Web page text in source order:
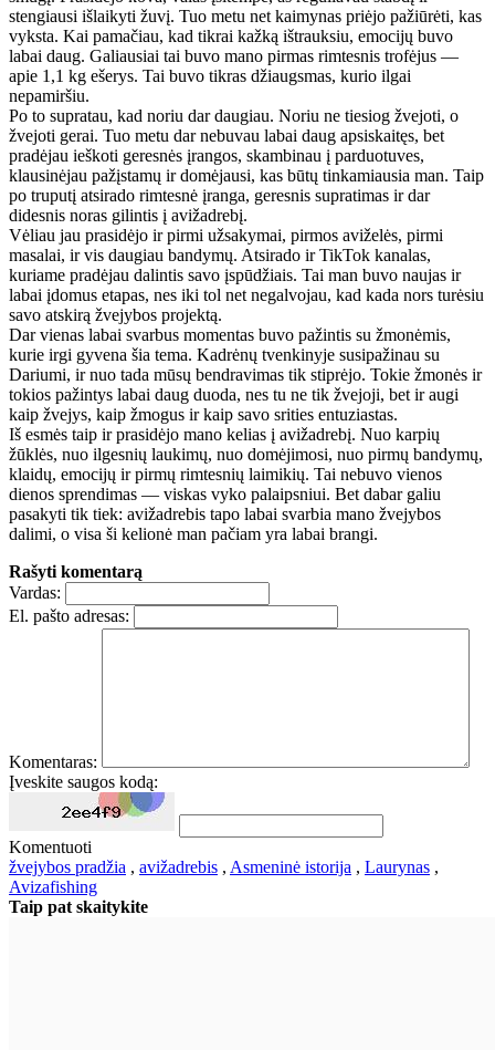
stengiausi išlaikyti žuvį. Tuo metu net kaimynas priėjo pažiūrėti, kas
vyksta. Kai pamačiau, kad tikrai kažką ištrauksiu, emocijų buvo
labai daug. Galiausiai tai buvo mano pirmas rimtesnis trofėjus —
apie 1,1 kg ešerys. Tai buvo tikras džiaugsmas, kurio ilgai
nepamiršiu.
Po to supratau, kad noriu dar daugiau. Noriu ne tiesiog žvejoti, o
žvejoti gerai. Tuo metu dar nebuvau labai daug apsiskaitęs, bet
pradėjau ieškoti geresnės įrangos, skambinau į parduotuves,
klausinėjau pažįstamų ir domėjausi, kas būtų tinkamiausia man. Taip
po truputį atsirado rimtesnė įranga, geresnis supratimas ir dar
didesnis noras gilintis į avižadrebį.
Vėliau jau prasidėjo ir pirmi užsakymai, pirmos aviželės, pirmi
masalai, ir vis daugiau bandymų. Atsirado ir TikTok kanalas,
kuriame pradėjau dalintis savo įspūdžiais. Tai man buvo naujas ir
labai įdomus etapas, nes iki tol net negalvojau, kad kada nors turėsiu
savo atskirą žvejybos projektą.
Dar vienas labai svarbus momentas buvo pažintis su žmonėmis,
kurie irgi gyvena šia tema. Kadrėnų tvenkinyje susipažinau su
Dariumi, ir nuo tada mūsų bendravimas tik stiprėjo. Tokie žmonės ir
tokios pažintys labai daug duoda, nes tu ne tik žvejoji, bet ir augi
kaip žvejys, kaip žmogus ir kaip savo srities entuziastas.
Iš esmės taip ir prasidėjo mano kelias į avižadrebį. Nuo karpių
žūklės, nuo ilgesnių laukimų, nuo domėjimosi, nuo pirmų bandymų,
klaidų, emocijų ir pirmų rimtesnių laimikių. Tai nebuvo vienos
dienos sprendimas — viskas vyko palaipsniui. Bet dabar galiu
pasakyti tik tiek: avižadrebis tapo labai svarbia mano žvejybos
dalimi, o visa ši kelionė man pačiam yra labai brangi.
Rašyti komentarą
Vardas:
El. pašto adresas:
Komentaras:
Įveskite saugos kodą:
Komentuoti
žvejybos pradžia , avižadrebis , Asmeninė istorija , Laurynas ,
Avizafishing
Taip pat skaitykite